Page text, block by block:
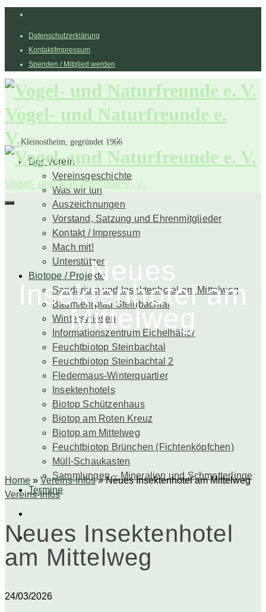
Datenschutzerklärung
Kontakt/Impressum
Spenden / Mitglied werden
Vogel- und Naturfreunde e.
V.Kleinostheim, gegründet 1966
Der Verein
Vereinsgeschichte
Was wir tun
Auszeichnungen
Vorstand, Satzung und Ehrenmitglieder
Kontakt / Impressum
Mach mit!
Unterstützer
Biotope / Projekte
Sandarium und Insektenhotel am Mittelweg
Baumlehrpfad Steinbachtal
Winterswiesen
Informationszentrum Eichelhäher
Feuchtbiotop Steinbachtal
Feuchtbiotop Steinbachtal 2
Fledermaus-Winterquartier
Insektenhotels
Biotop Schützenhaus
Biotop am Roten Kreuz
Biotop am Mittelweg
Feuchtbiotop Brünchen (Fichtenköpfchen)
Müll-Schaukasten
Sammlungen – Mineralien und Schmetterlinge
Termine
Vogel- und Naturfreunde e. V.
Neues
Insektenhotel am
Mittelweg
Home » Vereins-Infos » Neues Insektenhotel am Mittelweg
Vereins-Infos
Neues Insektenhotel
am Mittelweg
24/03/2026